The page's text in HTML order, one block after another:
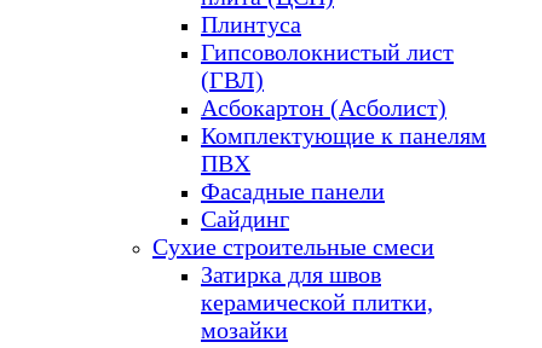
Плинтуса
Гипсоволокнистый лист
(ГВЛ)
Асбокартон (Асболист)
Комплектующие к панелям
ПВХ
Фасадные панели
Сайдинг
Сухие строительные смеси
Затирка для швов
керамической плитки,
мозайки